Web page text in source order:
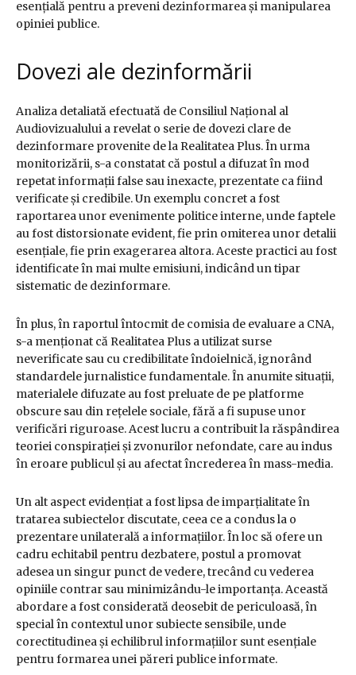
esențială pentru a preveni dezinformarea și manipularea
opiniei publice.
Dovezi ale dezinformării
Analiza detaliată efectuată de Consiliul Național al
Audiovizualului a revelat o serie de dovezi clare de
dezinformare provenite de la Realitatea Plus. În urma
monitorizării, s-a constatat că postul a difuzat în mod
repetat informații false sau inexacte, prezentate ca fiind
verificate și credibile. Un exemplu concret a fost
raportarea unor evenimente politice interne, unde faptele
au fost distorsionate evident, fie prin omiterea unor detalii
esențiale, fie prin exagerarea altora. Aceste practici au fost
identificate în mai multe emisiuni, indicând un tipar
sistematic de dezinformare.
În plus, în raportul întocmit de comisia de evaluare a CNA,
s-a menționat că Realitatea Plus a utilizat surse
neverificate sau cu credibilitate îndoielnică, ignorând
standardele jurnalistice fundamentale. În anumite situații,
materialele difuzate au fost preluate de pe platforme
obscure sau din rețelele sociale, fără a fi supuse unor
verificări riguroase. Acest lucru a contribuit la răspândirea
teoriei conspirației și zvonurilor nefondate, care au indus
în eroare publicul și au afectat încrederea în mass-media.
Un alt aspect evidențiat a fost lipsa de imparțialitate în
tratarea subiectelor discutate, ceea ce a condus la o
prezentare unilaterală a informațiilor. În loc să ofere un
cadru echitabil pentru dezbatere, postul a promovat
adesea un singur punct de vedere, trecând cu vederea
opiniile contrar sau minimizându-le importanța. Această
abordare a fost considerată deosebit de periculoasă, în
special în contextul unor subiecte sensibile, unde
corectitudinea și echilibrul informațiilor sunt esențiale
pentru formarea unei păreri publice informate.